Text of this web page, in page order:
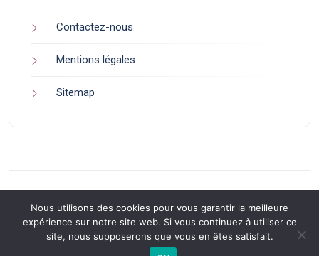
Contactez-nous
Mentions légales
Sitemap
Back to Top
Nous utilisons des cookies pour vous garantir la meilleure
expérience sur notre site web. Si vous continuez à utiliser ce
site, nous supposerons que vous en êtes satisfait.